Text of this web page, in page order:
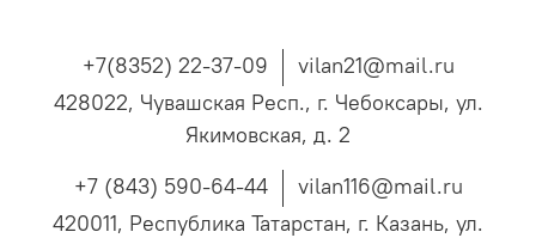
+7(8352) 22-37-09
vilan21@mail.ru
428022, Чувашская Респ., г. Чебоксары, ул.
Якимовская, д. 2
+7 (843) 590-64-44
vilan116@mail.ru
420011, Республика Татарстан, г. Казань, ул.